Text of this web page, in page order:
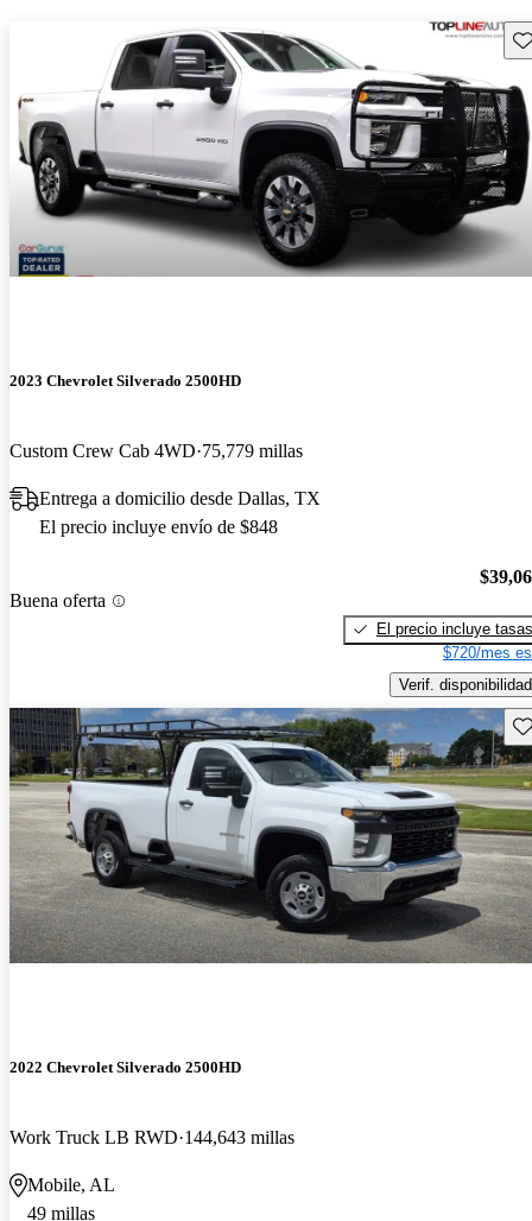
2023 Chevrolet Silverado 2500HD
Custom Crew Cab 4WD 75,779 millas
Entrega a domicilio desde Dallas, TX
El precio incluye envío de $848
Buena oferta
El precio incluye tasas
$720/mes
Verif. disponibilidad
2022 Chevrolet Silverado 2500HD
Work Truck LB RWD 144,643 millas
Mobile, AL
49 millas